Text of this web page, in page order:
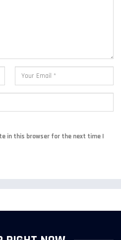
in this browser for the next time I